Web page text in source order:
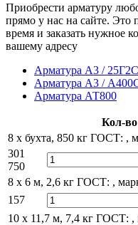
Приобрести арматуру
прямо у нас на сайте. Это
время и заказать нужное
вашему адресу
Арматура А3 / 25Г2С
Арматура А3 /
Арматура АТ800
Кол-во
8 x бухта, 850 кг ГОСТ: ,
301
750
8 x 6 м, 2,6 кг ГОСТ: ,
157
10 x 11,7 м, 7,4 кг ГОСТ: ,